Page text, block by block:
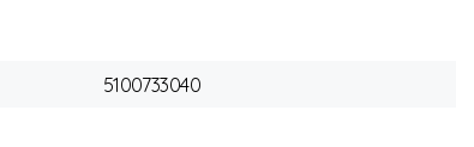
5100733040